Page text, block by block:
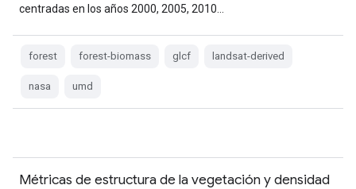
centradas en los años 2000, 2005, 2010…
forest forest-biomass glcf landsat-derived
nasa umd
Métricas de estructura de la vegetación y densidad